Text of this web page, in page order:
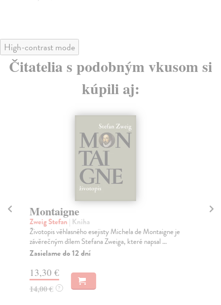
High-contrast mode
Čitatelia s podobným vkusom si
kúpili aj:
Montaigne
Zweig Stefan | Kniha
Životopis věhlasného esejisty Michela de Montaigne je
závěrečným dílem Stefana Zweiga, které napsal ...
Zasielame do 12 dní
13,30 €
14,00 € ?